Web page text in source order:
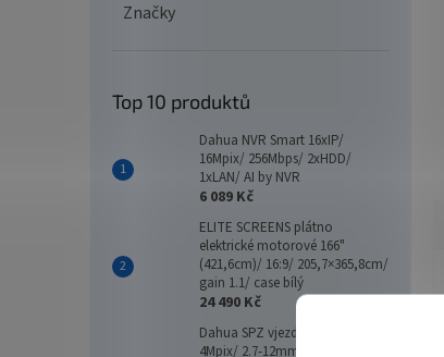
Značky
Top 10 produktů
Dahua NVR Smart 16xIP/
16Mpix/ 256Mbps/ 2xHDD/
1xLAN/ AI by NVR
6 089 Kč
ELITE SCREENS plátno
elektrické motorové 166"
(421,6cm)/ 16:9/ 205,7×365,8cm/
gain 1.1/ case bílý
24 490 Kč
Dahua SPZ vjezdová kamera
4Mpix/ 2.7-12mm/ IR30m/